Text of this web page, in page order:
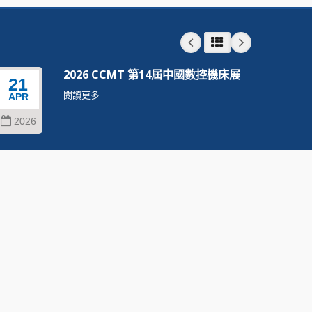
21
APR
2026
2026 CCMT 第14屆中國數控機床展
閱讀更多